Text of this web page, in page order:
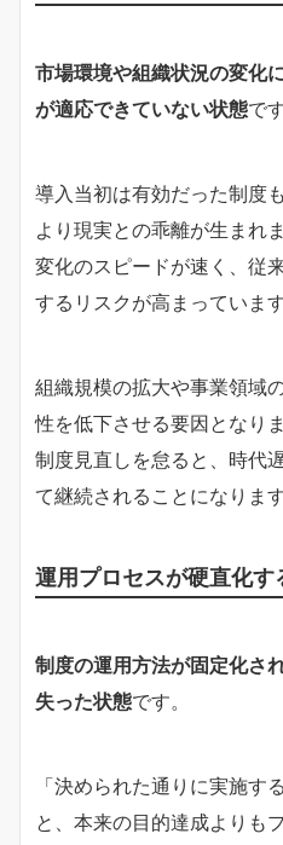
市場環境や組織状況の変化
が適応できていない状態です
導入当初は有効だった制度
より現実との乖離が生まれ
変化のスピードが速く、従
するリスクが高まっています
組織規模の拡大や事業領域
性を低下させる要因となり
制度見直しを怠ると、時代
て継続されることになります
運用プロセスが硬直化す
制度の運用方法が固定化さ
失った状態です。
「決められた通りに実施す
と、本来の目的達成よりも